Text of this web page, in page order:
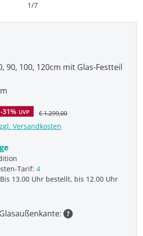
1/7
-31% UVP € 1.299,00
Versandkosten
Tarif:4
Bis 13.00 Uhr bestellt, bis 12.00 Uhr
90, 100, 120cm mit Glas-Festteil